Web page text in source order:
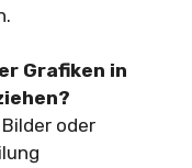
Grafiken in
oder